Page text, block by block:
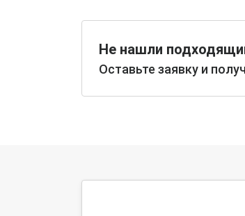
Не нашли
Оставьте заявку и